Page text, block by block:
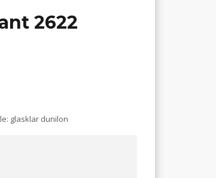
2622
glasklar dunilon